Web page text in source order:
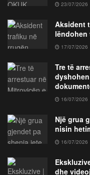
23/07/2026
Aksident
lëndohen
17/07/2026
Tre të
16/07/2026
Një grua
nisin
16/07/2026
dhe